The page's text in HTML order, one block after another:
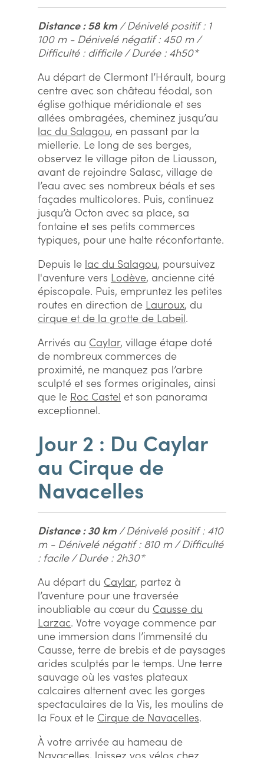
Distance : 58 km/ Dénivelé positif : 1
100 m - Dénivelé négatif : 450 m /
Difficulté : difficile / Durée : 4h50*
Au départ de Clermont l’Hérault, bourg
centre avec son château féodal, son
église gothique méridionale et ses
allées ombragées, cheminez jusqu’au
lac du Salagou, en passant par la
miellerie. Le long de ses berges,
observez le village piton de Liausson,
avant de rejoindre Salasc, village de
l’eau avec ses nombreux béals et ses
façades multicolores. Puis, continuez
jusqu’à Octon avec sa place, sa
fontaine et ses petits commerces
typiques, pour une halte réconfortante.
Depuis le lac du Salagou, poursuivez
l'aventure vers Lodève, ancienne cité
épiscopale. Puis, empruntez les petites
routes en direction de Lauroux, du
cirque et de la grotte de Labeil.
Arrivés au Caylar, village étape doté
de nombreux commerces de
proximité, ne manquez pas l’arbre
sculpté et ses formes originales, ainsi
que le Roc Castel et son panorama
exceptionnel.
Jour 2 : Du Caylar
au Cirque de
Navacelles
Distance : 30 km/ Dénivelé positif : 410
m - Dénivelé négatif : 810 m / Difficulté
: facile / Durée : 2h30*
Au départ du Caylar, partez à
l’aventure pour une traversée
inoubliable au cœur du Causse du
Larzac. Votre voyage commence par
une immersion dans l’immensité du
Causse, terre de brebis et de paysages
arides sculptés par le temps. Une terre
sauvage où les vastes plateaux
calcaires alternent avec les gorges
spectaculaires de la Vis, les moulins de
la Foux et le Cirque de Navacelles.
À votre arrivée au hameau de
Navacelles, laissez vos vélos chez